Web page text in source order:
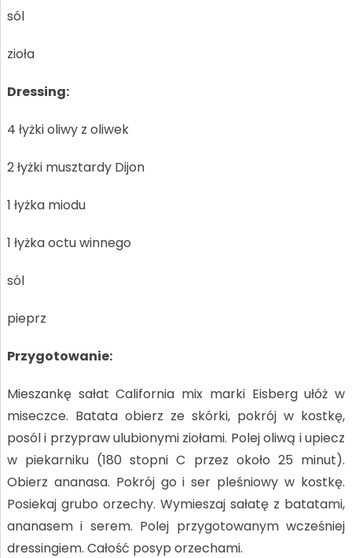
sól
zioła
Dressing:
4 łyżki oliwy z oliwek
2 łyżki musztardy Dijon
1 łyżka miodu
1 łyżka octu winnego
sól
pieprz
Przygotowanie:
Mieszankę sałat California mix marki Eisberg ułóż w
miseczce. Batata obierz ze skórki, pokrój w kostkę,
posól i przypraw ulubionymi ziołami. Polej oliwą i upiecz
w piekarniku (180 stopni C przez około 25 minut).
Obierz ananasa. Pokrój go i ser pleśniowy w kostkę.
Posiekaj grubo orzechy. Wymieszaj sałatę z batatami,
ananasem i serem. Polej przygotowanym wcześniej
dressingiem. Całość posyp orzechami.